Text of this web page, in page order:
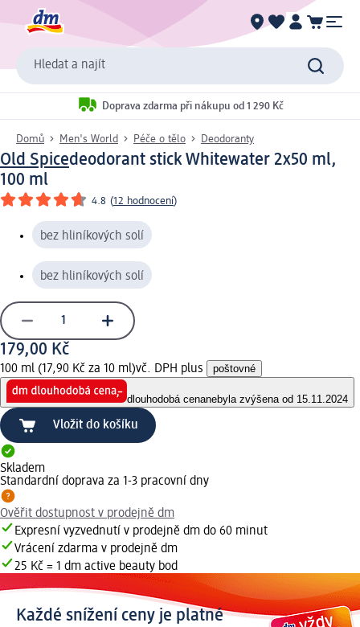
Hledat a najít
Doprava zdarma při nákupu od 1 290 Kč
Domů Men's World Péče o tělo Deodoranty
Old Spicedeodorant stick Whitewater 2x50 ml,
100 ml
4.8 (12 hodnocení)
bez hliníkových solí
bez hliníkových solí
179,00 Kč
100 ml (17,90 Kč za 10 ml)vč. DPH plus poštovné
dlouhodobá cenanebyla zvýšena od 15.11.2024
Vložit do košíku
Skladem
Standardní doprava za 1-3 pracovní dny
Ověřit dostupnost v prodejně dm
Expresní vyzvednutí v prodejně dm do 60 minut
Vrácení zdarma v prodejně dm
25 Kč = 1 dm active beauty bod
Každé snížení ceny je platné